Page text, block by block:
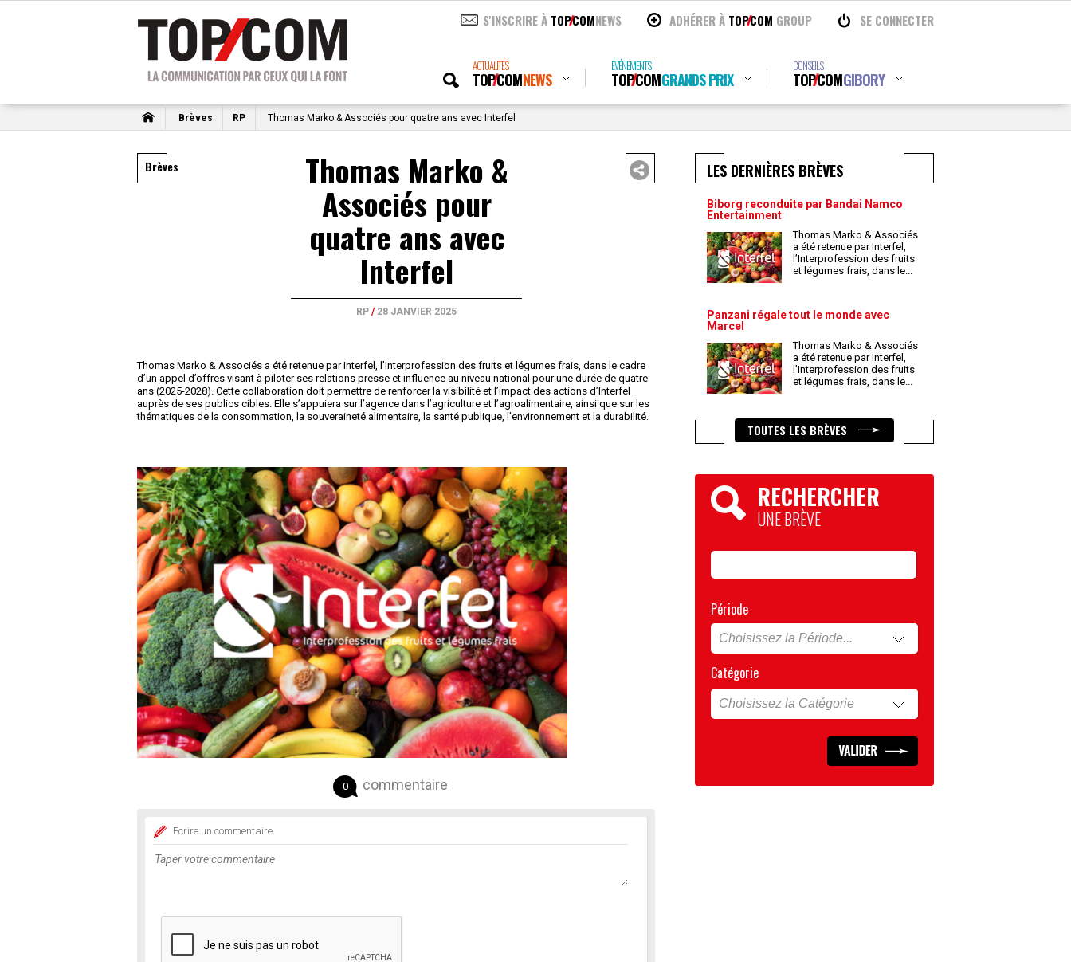
S'INSCRIRE À TOPCOMNEWS ADHÉRER À TOPCOM GROUP SE CONNECTER
ACTUALITÉS
TOPCOMNEWS
ÉVÉNEMENTS
TOPCOMGRANDS PRIX
CONSEILS
TOPCOMGIBORY
Brèves RP Thomas Marko & Associés pour quatre ans avec Interfel
Brèves Thomas Marko &
Associés pour
quatre ans avec
Interfel
RP / 28 JANVIER 2025
Thomas Marko & Associés a été retenue par Interfel, l’Interprofession des fruits et légumes frais, dans le cadre
d’un appel d’offres visant à piloter ses relations presse et influence au niveau national pour une durée de quatre
ans (2025-2028). Cette collaboration doit permettre de renforcer la visibilité et l’impact des actions d’Interfel
auprès de ses publics cibles. Elle s’appuiera sur l’agence dans l’agriculture et l’agroalimentaire, ainsi que sur les
thématiques de la consommation, la souveraineté alimentaire, la santé publique, l’environnement et la durabilité.
0 commentaire
Ecrire un commentaire
LES DERNIÈRES BRÈVES
Biborg reconduite par Bandai Namco
Entertainment
Thomas Marko & Associés
a été retenue par Interfel,
l’Interprofession des fruits
et légumes frais, dans le...
Panzani régale tout le monde avec
Marcel
Thomas Marko & Associés
a été retenue par Interfel,
l’Interprofession des fruits
et légumes frais, dans le...
TOUTES LES BRÈVES
RECHERCHER
UNE BRÈVE
Période
Catégorie